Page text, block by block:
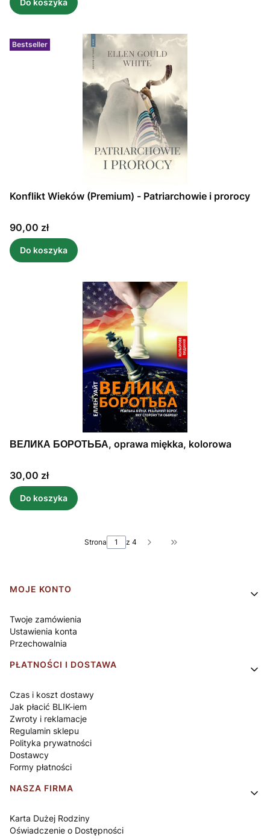
Do koszyka
Bestseller
Konflikt Wieków (Premium) - Patriarchowie i prorocy
Cena
90,00 zł
Do koszyka
ВЕЛИКА БОРОТЬБА, oprawa miękka, kolorowa
Cena
30,00 zł
Do koszyka
Strona z 4 Przejdź do ostatniej
Linki w stopce
MOJE KONTO
Twoje zamówienia
Ustawienia konta
Przechowalnia
PŁATNOŚCI I DOSTAWA
Czas i koszt dostawy
Jak płacić BLIK-iem
Zwroty i reklamacje
Regulamin sklepu
Polityka prywatności
Dostawcy
Formy płatności
NASZA FIRMA
Karta Dużej Rodziny
Oświadczenie o Dostępności